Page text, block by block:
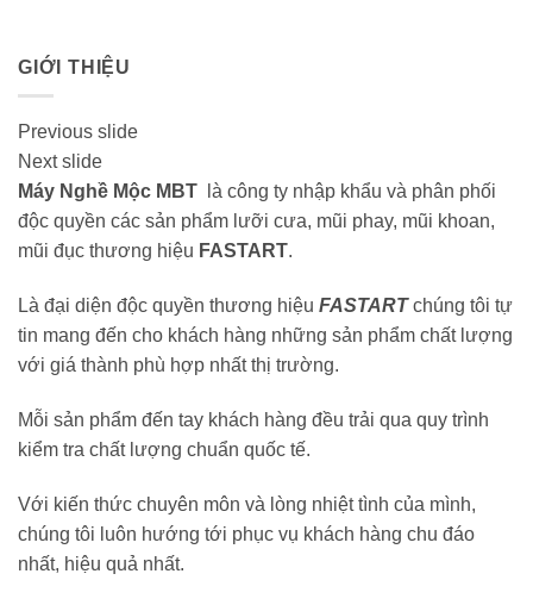
GIỚI THIỆU
Previous slide
Next slide
Máy Nghề Mộc MBT
là công ty nhập khẩu và phân phối
độc quyền các sản phẩm lưỡi cưa, mũi phay, mũi khoan,
mũi đục thương hiệu FASTART.
Là đại diện độc quyền thương hiệu FASTARTchúng tôi tự
tin mang đến cho khách hàng những sản phẩm chất lượng
với giá thành phù hợp nhất thị trường.
Mỗi sản phẩm đến tay khách hàng đều trải qua quy trình
kiểm tra chất lượng chuẩn quốc tế.
Với kiến thức chuyên môn và lòng nhiệt tình của mình,
chúng tôi luôn hướng tới phục vụ khách hàng chu đáo
nhất, hiệu quả nhất.